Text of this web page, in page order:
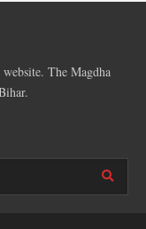
The Magdha